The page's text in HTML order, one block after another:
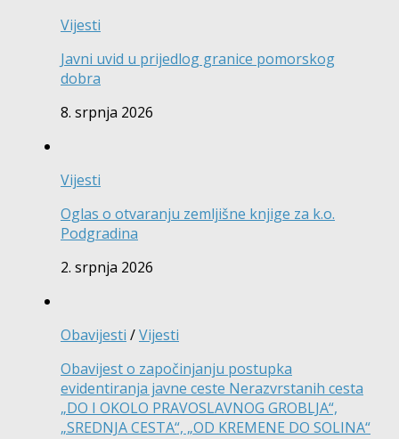
Vijesti
Javni uvid u prijedlog granice pomorskog
dobra
8. srpnja 2026
Vijesti
Oglas o otvaranju zemljišne knjige za k.o.
Podgradina
2. srpnja 2026
Obavijesti /Vijesti
Obavijest o započinjanju postupka
evidentiranja javne ceste Nerazvrstanih cesta
„DO I OKOLO PRAVOSLAVNOG GROBLJA“,
„SREDNJA CESTA“, „OD KREMENE DO SOLINA“